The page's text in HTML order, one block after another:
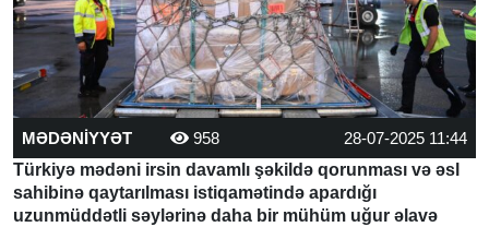
MƏDƏNİYYƏT 958
28-07-2025 11:44
Türkiyə mədəni irsin davamlı şəkildə qorunması və əsl
sahibinə qaytarılması istiqamətində apardığı
uzunmüddətli səylərinə daha bir mühüm uğur əlavə